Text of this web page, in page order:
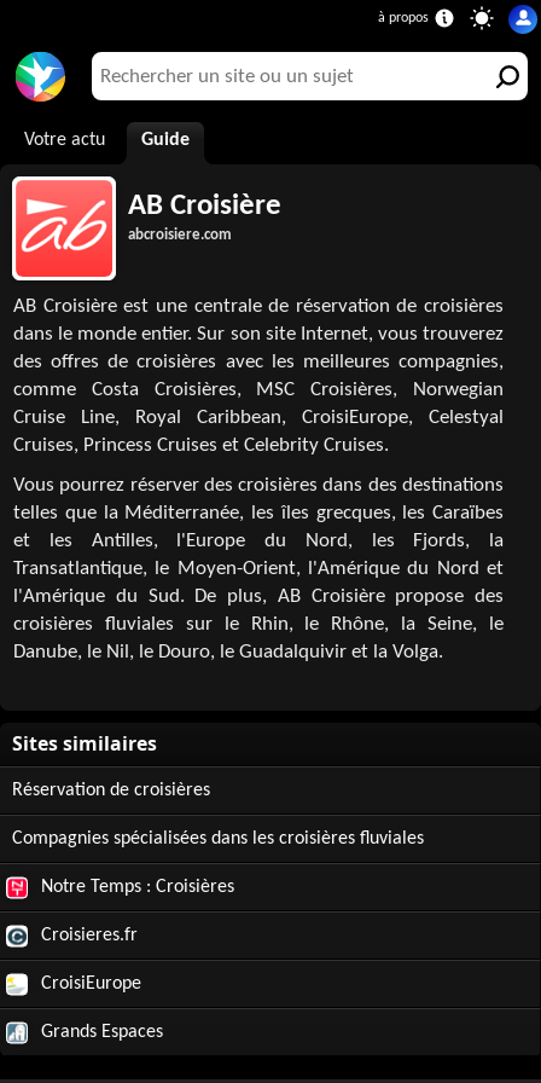
Votre actu Guide
AB Croisière
abcroisiere.com
AB Croisière est une centrale de réservation de croisières
dans le monde entier. Sur son site Internet, vous trouverez
des offres de croisières avec les meilleures compagnies,
comme Costa Croisières, MSC Croisières, Norwegian
Cruise Line, Royal Caribbean, CroisiEurope, Celestyal
Cruises, Princess Cruises et Celebrity Cruises.
Vous pourrez réserver des croisières dans des destinations
telles que la Méditerranée, les îles grecques, les Caraïbes
et les Antilles, l'Europe du Nord, les Fjords, la
Transatlantique, le Moyen-Orient, l'Amérique du Nord et
l'Amérique du Sud. De plus, AB Croisière propose des
croisières fluviales sur le Rhin, le Rhône, la Seine, le
Danube, le Nil, le Douro, le Guadalquivir et la Volga.
Réservation de croisières
Compagnies spécialisées dans les croisières fluviales
Notre Temps : Croisières
Croisieres.fr
CroisiEurope
Grands Espaces